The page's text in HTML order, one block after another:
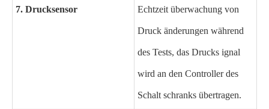
7. Drucksensor Echtzeit überwachung von
Druck änderungen während
des Tests, das Drucks ignal
wird an den Controller des
Schalt schranks übertragen.